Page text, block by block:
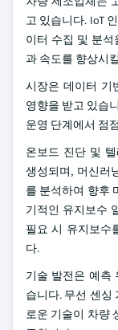
고 있습니다. IoT
이터 수집 및 분석
과 속도를 향상시
시장은 데이터 기
영향을 받고 있습
운영 단계에서 점
온보드 진단 및
생성되며, 머신러
를 분석하여 향후
기적인 유지보수
필요 시 유지보수
다.
기술 발전은 예측
습니다. 무선 센싱
로운 기술이 차량